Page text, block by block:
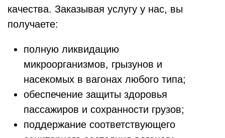
качества. Заказывая услугу у нас, вы
получаете:
полную ликвидацию
микроорганизмов, грызунов и
насекомых в вагонах любого типа;
обеспечение защиты здоровья
пассажиров и сохранности грузов;
поддержание соответствующего